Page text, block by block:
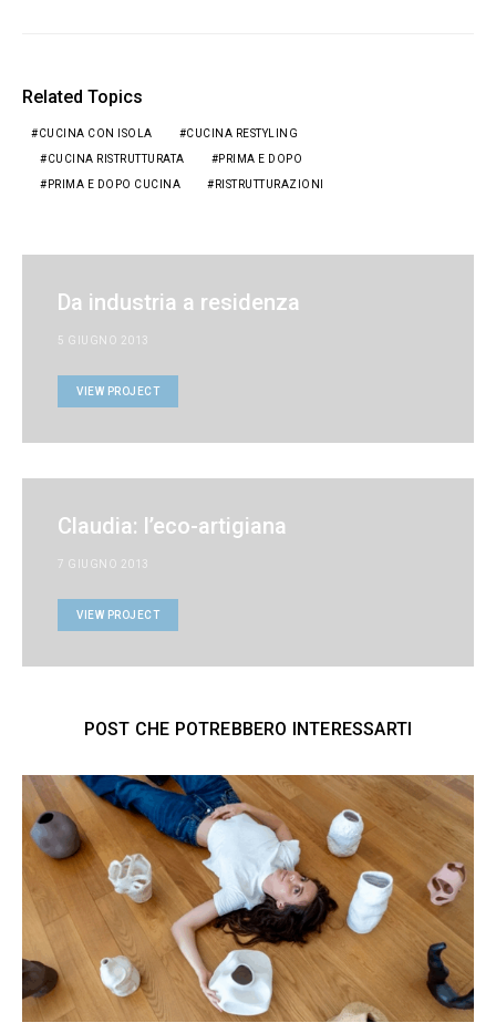
Related Topics
CUCINA CON ISOLA CUCINA RESTYLING
CUCINA RISTRUTTURATA PRIMA E DOPO
PRIMA E DOPO CUCINA RISTRUTTURAZIONI
Da industria a residenza
5 GIUGNO 2013
VIEW PROJECT
Claudia: l’eco-artigiana
7 GIUGNO 2013
VIEW PROJECT
POST CHE POTREBBERO INTERESSARTI